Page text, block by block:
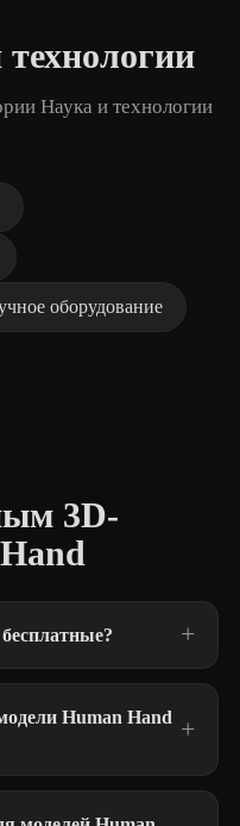
Наука и технологии
оборудование
3D-
Human Hand